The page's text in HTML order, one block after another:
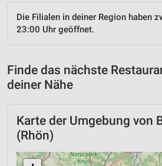
Die Filialen in deiner Region haben
23:00 Uhr geöffnet.
Finde das nächste
deiner Nähe
Karte der Umgebung von
(Rhön)